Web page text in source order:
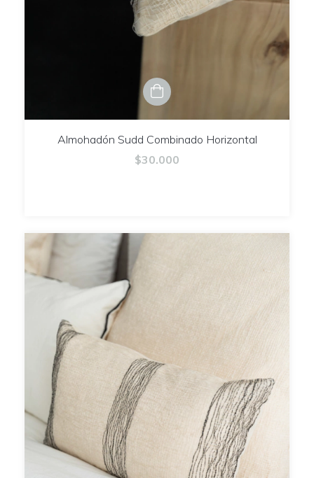
Almohadón Sudd Combinado Horizontal
$30.000